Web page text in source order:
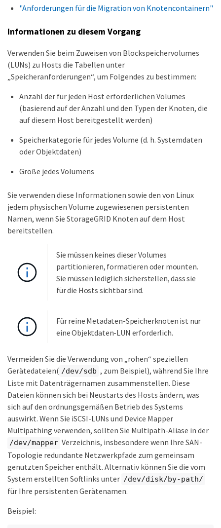
"Anforderungen für die Migration von Knotencontainern"
Informationen zu diesem Vorgang
Verwenden Sie beim Zuweisen von Blockspeichervolumes
(LUNs) zu Hosts die Tabellen unter
„Speicheranforderungen“, um Folgendes zu bestimmen:
Anzahl der für jeden Host erforderlichen Volumes
(basierend auf der Anzahl und den Typen der Knoten, die
auf diesem Host bereitgestellt werden)
Speicherkategorie für jedes Volume (d. h. Systemdaten
oder Objektdaten)
Größe jedes Volumens
Sie verwenden diese Informationen sowie den von Linux
jedem physischen Volume zugewiesenen persistenten
Namen, wenn Sie StorageGRID Knoten auf dem Host
bereitstellen.
Sie müssen keines dieser Volumes
partitionieren, formatieren oder mounten.
Sie müssen lediglich sicherstellen, dass sie
für die Hosts sichtbar sind.
Für reine Metadaten-Speicherknoten ist nur
eine Objektdaten-LUN erforderlich.
Vermeiden Sie die Verwendung von „rohen“ speziellen
Gerätedateien( /dev/sdb , zum Beispiel), während Sie Ihre
Liste mit Datenträgernamen zusammenstellen. Diese
Dateien können sich bei Neustarts des Hosts ändern, was
sich auf den ordnungsgemäßen Betrieb des Systems
auswirkt. Wenn Sie iSCSI-LUNs und Device Mapper
Multipathing verwenden, sollten Sie Multipath-Aliase in der
/dev/mapper Verzeichnis, insbesondere wenn Ihre SAN-
Topologie redundante Netzwerkpfade zum gemeinsam
genutzten Speicher enthält. Alternativ können Sie die vom
System erstellten Softlinks unter /dev/disk/by-path/
für Ihre persistenten Gerätenamen.
Beispiel: